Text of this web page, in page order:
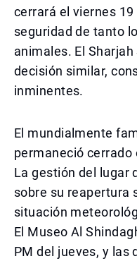
cerrará el viernes
seguridad de tanto
animales. El
decisión similar,
inminentes.
El mundialmente
permaneció cerrado
La gestión del lugar
sobre su reapertura
situación
El Museo Al
PM del jueves, y las